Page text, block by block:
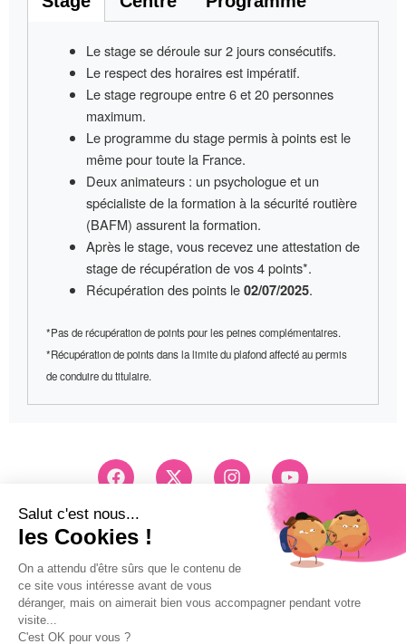
Le stage se déroule sur2 jours consécutifs.
Le respect des horaires est impératif.
Le stage regroupe entre6 et 20 personnes
maximum.
Le programme du stage permis à pointsest le
même pour toute la France.
Deux animateurs: un psychologue et un
spécialiste de la formation à la sécurité routière
(BAFM) assurent la formation.
Après le stage, vous recevez uneattestation de
stagede récupération de vos 4 points*.
Récupération des points le 02/07/2025.
*Pas de récupération de points pour les peines complémentaires.
*Récupération de points dans la limite du plafond affecté au permis
de conduire du titulaire.
F
a
e
b
o
k
X
-
t
e
r
I
n
r
m
Y
o
t
u
b
03 83 26 83 83
Pri d'un appel local
Mentions légales
Politique de confidentialité